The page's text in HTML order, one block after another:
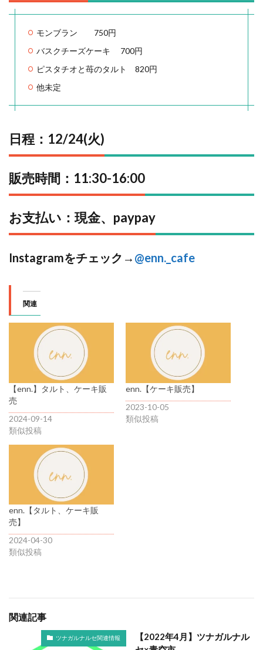
モンブラン 750円
バスクチーズケーキ 700円
ピスタチオと苺のタルト 820円
他未定
日程：12/24(火)
販売時間：11:30-16:00
お支払い：現金、paypay
Instagramをチェック→ @enn._cafe
関連
【enn.】タルト、ケーキ販
売
2024-09-14
類似投稿
enn.【ケーキ販売】
2023-10-05
類似投稿
enn.【タルト、ケーキ販
売】
2024-04-30
類似投稿
関連記事
ツナガルナルセ関連情報
【2022年4月】ツナガルナル